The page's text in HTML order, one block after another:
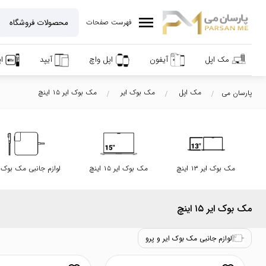
menu فهرست صفحات
مک اپل آیفون اپل واچ آیپد
پارسان می مک اپل مک بوک ایر مک بوک ایر ۱۵ اینچ
مک بوک ایر ۱۳ اینچ مک بوک ایر ۱۵ اینچ لوازم جانبی مک بوک
مک بوک ایر ۱۵ اینچ
لوازم جانبی مک بوک ایر و پرو